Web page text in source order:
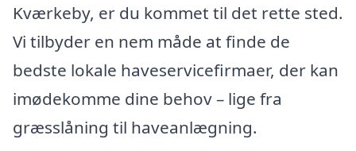
Kværkeby, er du kommet til det rette sted.
Vi tilbyder en nem måde at finde de
bedste lokale haveservicefirmaer, der kan
imødekomme dine behov – lige fra
græsslåning til haveanlægning.